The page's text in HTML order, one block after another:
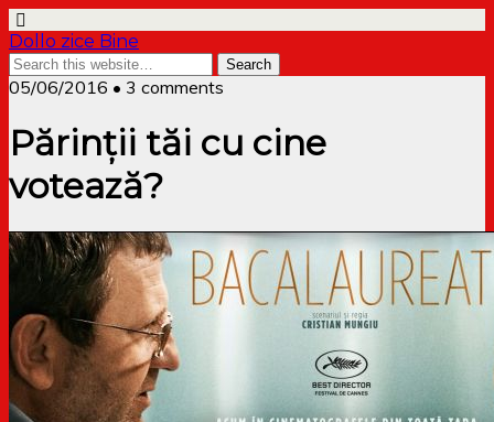
Dollo zice Bine
05/06/2016 • 3 comments
Părinții tăi cu cine
votează?